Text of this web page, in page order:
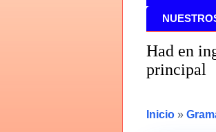
Had en
principal
Inicio »